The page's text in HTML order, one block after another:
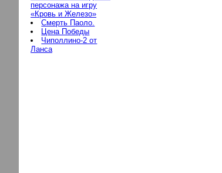
персонажа на игру
«Кровь и Железо»
Смерть Паоло.
Цена Победы
Чиполлино-2 от
Ланса